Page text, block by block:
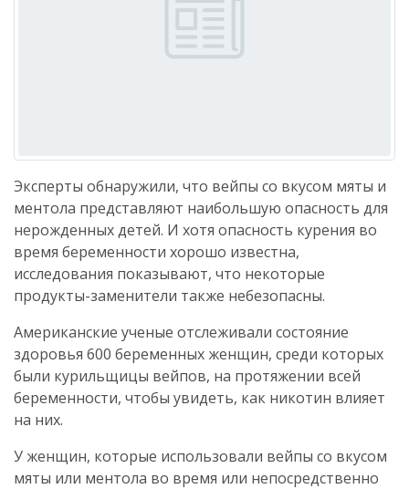
Эксперты обнаружили, что вейпы со вкусом мяты и
ментола представляют наибольшую опасность для
нерожденных детей. И хотя опасность курения во
время беременности хорошо известна,
исследования показывают, что некоторые
продукты-заменители также небезопасны.
Американские ученые отслеживали состояние
здоровья 600 беременных женщин, среди которых
были курильщицы вейпов, на протяжении всей
беременности, чтобы увидеть, как никотин влияет
на них.
У женщин, которые использовали вейпы со вкусом
мяты или ментола во время или непосредственно